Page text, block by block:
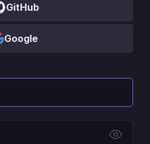
GitHub
Google